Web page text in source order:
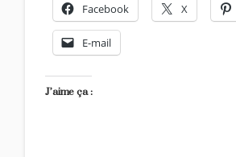
Facebook X
E-mail
J’aime ça :